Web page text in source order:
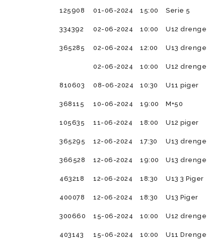
125908
01-06-2024 15:00 Serie 5
334392 02-06-2024 10:00 U12 drenge
365285 02-06-2024 12:00 U13 drenge
02-06-2024 10:00 U12 drenge
810603 08-06-2024 10:30 U11 piger
368115 10-06-2024 19:00 M+50
105635 11-06-2024 18:00 U12 piger
365295 12-06-2024 17:30 U13 drenge
366528 12-06-2024 19:00 U13 drenge
463218 12-06-2024 18:30 U13 3 Piger
400078 12-06-2024 18:30 U13 Piger
300660 15-06-2024 10:00 U12 drenge
403143
15-06-2024 10:00 U11 Drenge